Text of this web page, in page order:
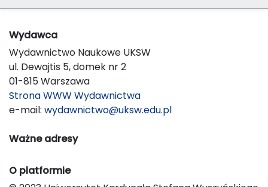
Wydawca
Wydawnictwo Naukowe UKSW
ul. Dewajtis 5, domek nr 2
01-815 Warszawa
Strona WWW Wydawnictwa
e-mail: wydawnictwo@uksw.edu.pl
Ważne adresy
O platformie